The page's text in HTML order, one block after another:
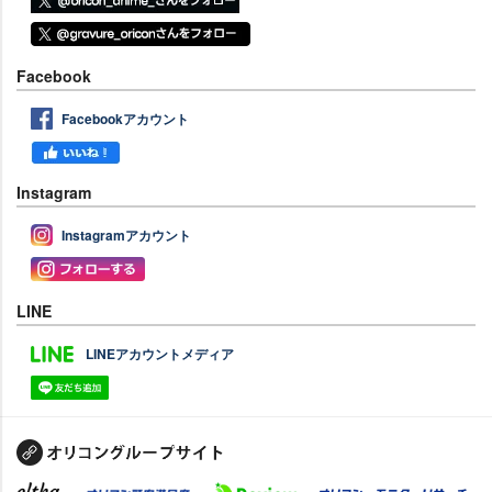
Facebook
Facebookアカウント
Instagram
Instagramアカウント
LINE
LINEアカウントメディア